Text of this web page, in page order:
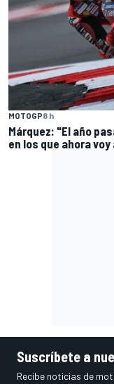
MOTOGP8 h
Márquez: "El año
en los que ahora
Suscríbete a
Recibe noticias de